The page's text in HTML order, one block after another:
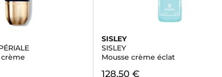
crème
SISLEY
SISLEY
Mousse crème éclat
128,50 €